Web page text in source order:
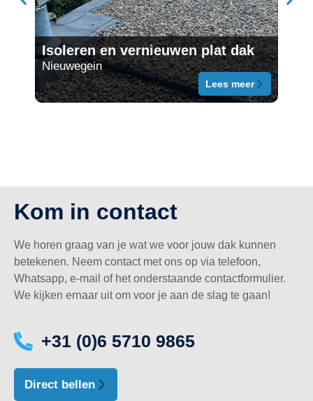
Isoleren en vernieuwen plat dak
Nieuwegein
Lees meer
Kom in contact
We horen graag van je wat we voor jouw dak kunnen
betekenen. Neem contact met ons op via telefoon,
Whatsapp, e-mail of het onderstaande contactformulier.
We kijken ernaar uit om voor je aan de slag te gaan!
+31 (0)6 5710 9865
Direct bellen